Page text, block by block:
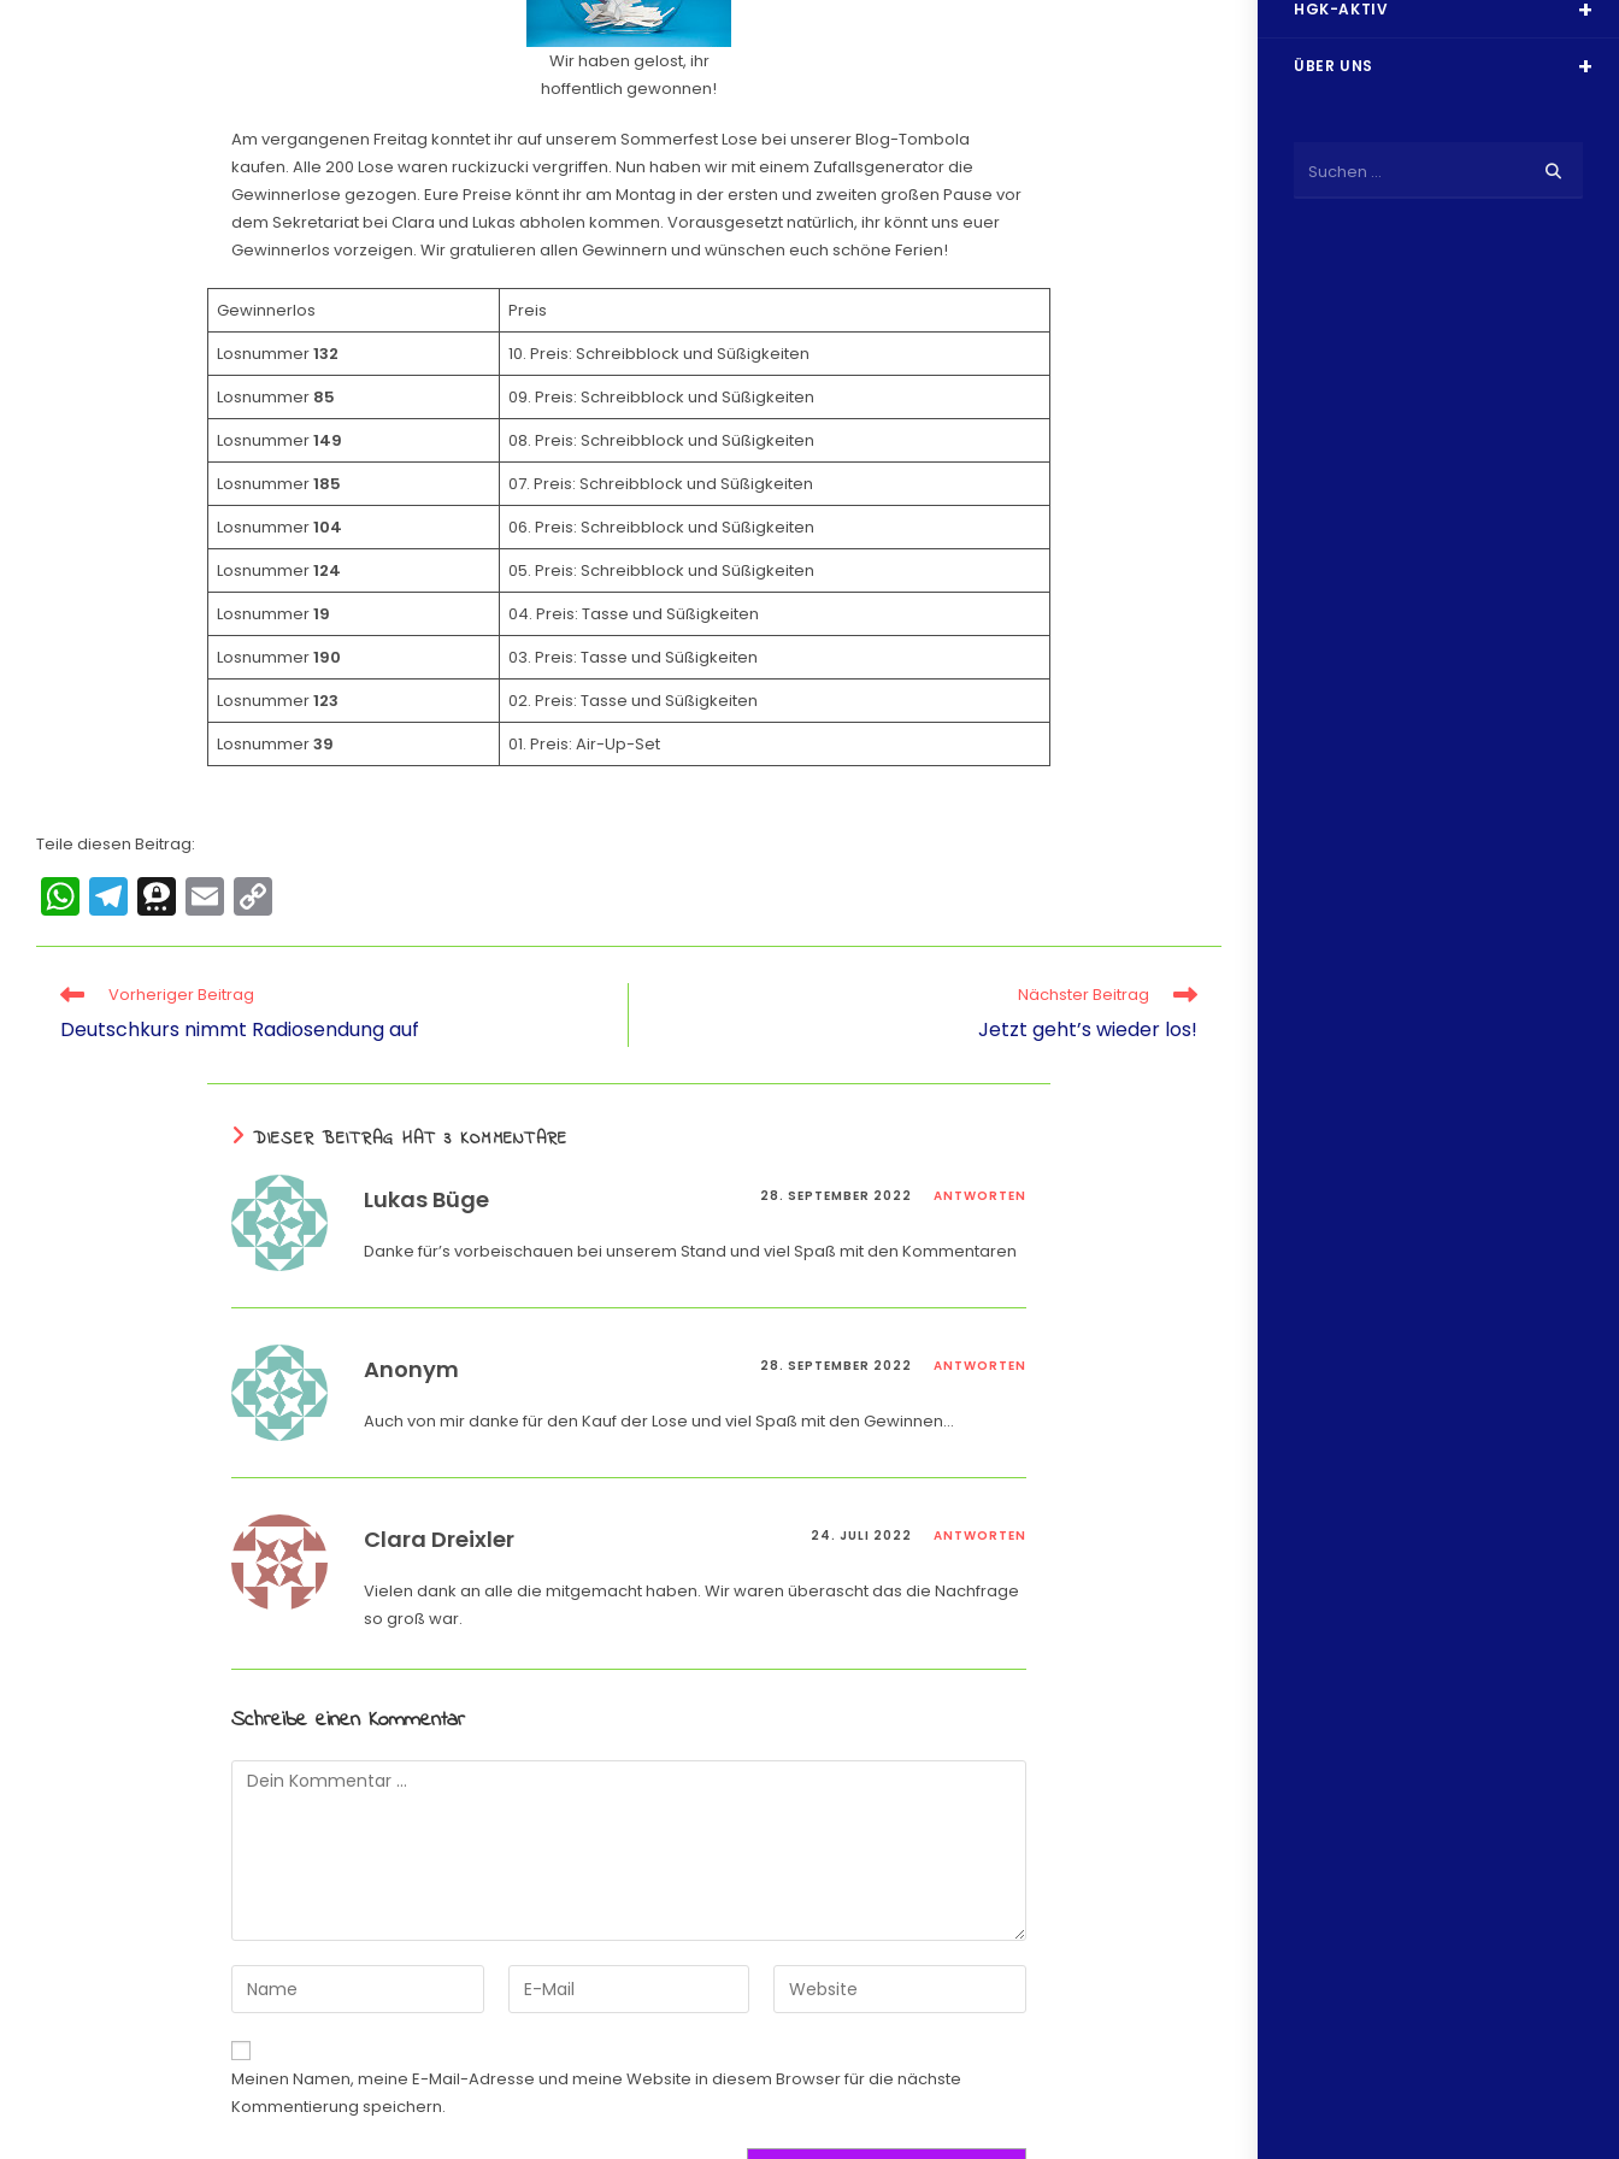
HGK-AKTIV
ÜBER UNS
Suchen …
Wir haben gelost, ihr
hoffentlich gewonnen!
Am vergangenen Freitag konntet ihr auf unserem Sommerfest Lose bei unserer Blog-Tombola
kaufen. Alle 200 Lose waren ruckizucki vergriffen. Nun haben wir mit einem Zufallsgenerator die
Gewinnerlose gezogen. Eure Preise könnt ihr am Montag in der ersten und zweiten großen Pause vor
dem Sekretariat bei Clara und Lukas abholen kommen. Vorausgesetzt natürlich, ihr könnt uns euer
Gewinnerlos vorzeigen. Wir gratulieren allen Gewinnern und wünschen euch schöne Ferien!
Gewinnerlos
Preis
Losnummer132
10. Preis: Schreibblock und Süßigkeiten
Losnummer 85
09. Preis: Schreibblock und Süßigkeiten
Losnummer149
08. Preis: Schreibblock und Süßigkeiten
Losnummer185
07. Preis: Schreibblock und Süßigkeiten
Losnummer104
06. Preis: Schreibblock und Süßigkeiten
Losnummer124
05. Preis: Schreibblock und Süßigkeiten
Losnummer19
04. Preis: Tasse und Süßigkeiten
Losnummer190
03. Preis: Tasse und Süßigkeiten
Losnummer123
02. Preis: Tasse und Süßigkeiten
Losnummer39 01. Preis: Air-Up-Set
Teile diesen Beitrag:
W
h
ts
A
T
el
gr
a
T
hr
e
m
E
m
l
o
y
Li
n
k
Vorheriger Beitrag
Deutschkurs nimmt Radiosendung auf
Nächster Beitrag
Jetzt geht’s wieder los!
DIESER BEITRAG HAT 3 KOMMENTARE
Lukas Büge 28. SEPTEMBER 2022 ANTWORTEN
Danke für’s vorbeischauen bei unserem Stand und viel Spaß mit den Kommentaren
Anonym 28. SEPTEMBER 2022 ANTWORTEN
Auch von mir danke für den Kauf der Lose und viel Spaß mit den Gewinnen…
Clara Dreixler 24. JULI 2022 ANTWORTEN
Vielen dank an alle die mitgemacht haben. Wir waren überascht das die Nachfrage
so groß war.
Schreibe einen Kommentar
Meinen Namen, meine E-Mail-Adresse und meine Website in diesem Browser für die nächste
Kommentierung speichern.